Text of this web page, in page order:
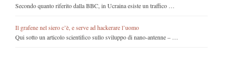
Secondo quanto riferito dalla BBC, in Ucraina esiste un traffico …
Il grafene nel siero c’è, e serve ad hackerare l’uomo
Qui sotto un articolo scientifico sullo sviluppo di nano-antenne – …